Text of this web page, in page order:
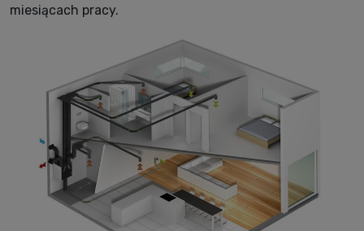
miesiącach pracy.